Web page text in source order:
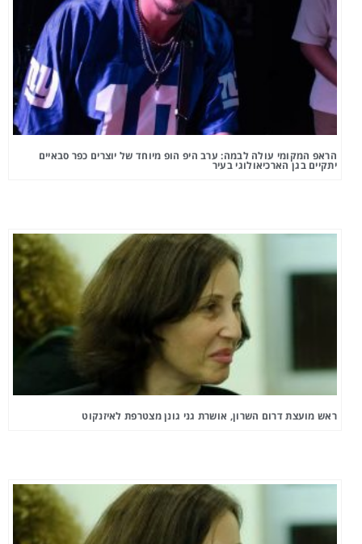
הראפ המקומי עולה לבמה: ערב היפ הופ מיוחד של יוצרים כפר סבאיים
יתקיים בגן הארכיאולוגי בעיר
ראש מועצת דרום השרון, אושרת גני גונן מצטרפת לאיזנקוט